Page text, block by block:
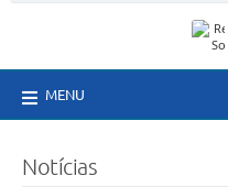
MENU
Notícias